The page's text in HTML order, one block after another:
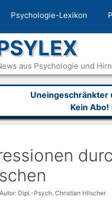
Psychologie-Lexikon
aus Psychologie und
Uneingeschränkter
Kein
Autor: Dipl.-Psych. Christian Hilscher